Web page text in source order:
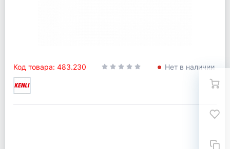
Код товара: 483.230 Нет в наличии